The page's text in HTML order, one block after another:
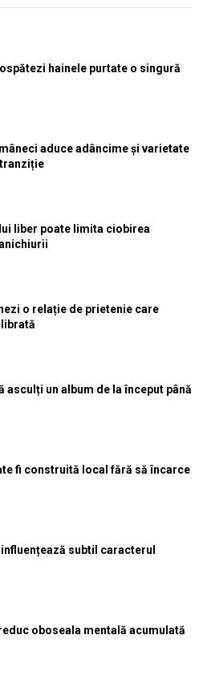
hainele purtate o singură
aduce adâncime și varietate
liber poate limita ciobirea
o relație de prietenie care
asculți un album de la început până
fi construită local fără să încarce
subtil caracterul
oboseala mentală acumulată